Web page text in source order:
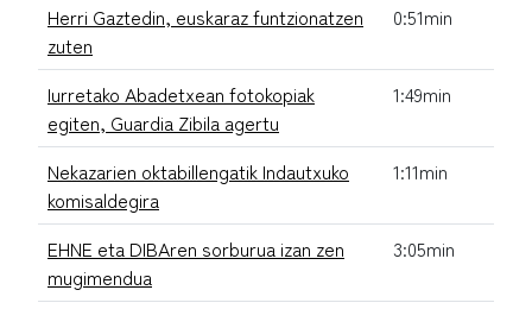
Herri Gaztedin, euskaraz funtzionatzen
zuten
0:51min
Iurretako Abadetxean fotokopiak
egiten, Guardia Zibila agertu
1:49min
Nekazarien oktabillengatik Indautxuko
komisaldegira
1:11min
EHNE eta DIBAren sorburua izan zen
mugimendua
3:05min